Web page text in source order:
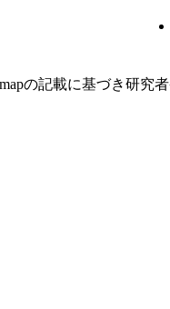
の記載に基づき研究